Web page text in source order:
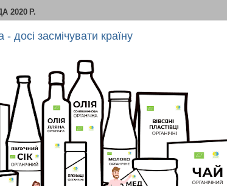
2020 Р.
досі засмічувати країну